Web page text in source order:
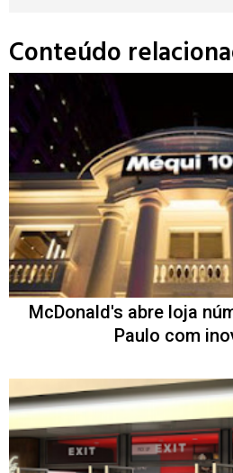
Conteúdo
McDonald's abre loja
Paulo com